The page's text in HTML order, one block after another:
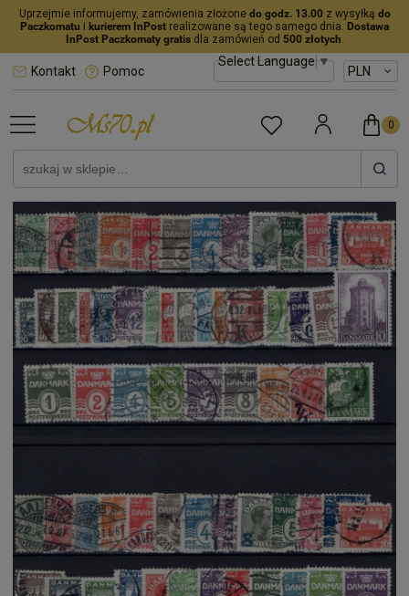
Uprzejmie informujemy, zamówienia złożone do godz. 13.00z wysyłką do
Paczkomatu i kurierem InPost realizowane są tego samego dnia. Dostawa
InPost Paczkomaty gratisdla zamówień od 500 złotych.
Select Language▼
Kontakt Pomoc